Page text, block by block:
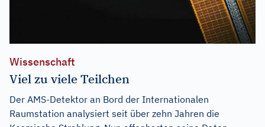
Wissenschaft
Viel zu viele Teilchen
Der AMS-Detektor an Bord der Internationalen
Raumstation analysiert seit über zehn Jahren die